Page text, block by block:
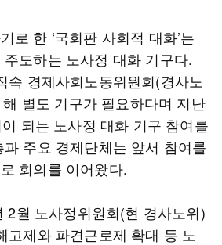
로 한 ‘국회판 사회적 대화’는
도하는 노사정 대화 기구다.
속 경제사회노동위원회(경사노
별도 기구가 필요하다며 지난
되는 노사정 대화 기구 참여를
주요 경제단체는 앞서 참여를
회의를 이어왔다.
2월 노사정위원회(현 경사노위)
고제와 파견근로제 확대 등 노